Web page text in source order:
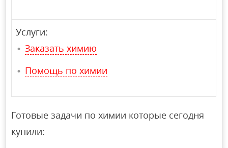
Услуги:
Заказать химию
Помощь по химии
Готовые задачи по химии которые сегодня
купили: